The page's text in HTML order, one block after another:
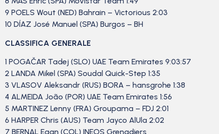
9 POELS Wout (NED) Bahrain – Victorious 2:03
10 DÍAZ José Manuel (SPA) Burgos – BH
CLASSIFICA GENERALE
1 POGAČAR Tadej (SLO) UAE Team Emirates 9:03:57
2 LANDA Mikel (SPA) Soudal Quick-Step 1:35
3 VLASOV Aleksandr (RUS) BORA – hansgrohe 1:38
4 ALMEIDA João (POR) UAE Team Emirates 1:56
5 MARTINEZ Lenny (FRA) Groupama – FDJ 2:01
6 HARPER Chris (AUS) Team Jayco AlUla 2:02
7 BERNAL Egan (COL) INEOS Grenadiers